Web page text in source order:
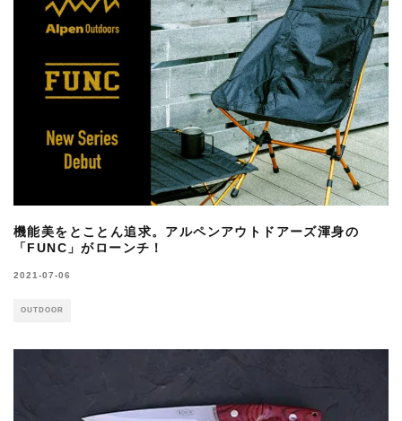
機能美をとことん追求。アルペンアウトドアーズ渾身の
「FUNC」がローンチ！
2021-07-06
OUTDOOR